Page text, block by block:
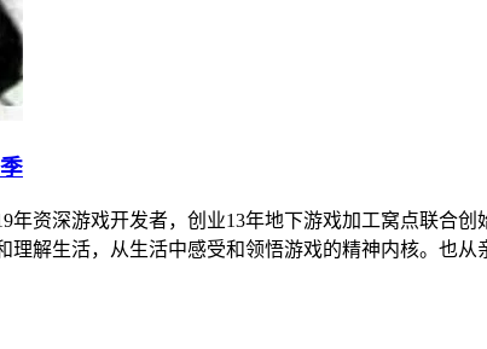
年资深游戏开发者，创业13年地下游戏加工窝点联合
理解生活，从生活中感受和领悟游戏的精神内核。也